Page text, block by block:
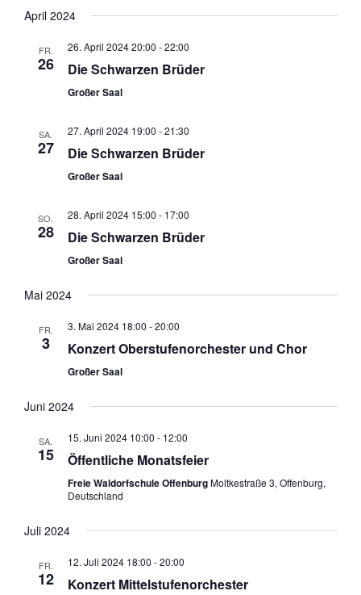
April 2024
FR.
26
26. April 2024 20:00 -22:00
Die Schwarzen Brüder
Großer Saal
SA.
27
27. April 2024 19:00 -21:30
Die Schwarzen Brüder
Großer Saal
SO.
28
28. April 2024 15:00 - 17:00
Die Schwarzen Brüder
Großer Saal
Mai 2024
FR.
3
3. Mai 2024 18:00 -20:00
Konzert Oberstufenorchester und Chor
Großer Saal
Juni 2024
SA.
15
15. Juni 2024 10:00 - 12:00
Öffentliche Monatsfeier
Freie Waldorfschule OffenburgMoltkestraße 3, Offenburg,
Deutschland
Juli 2024
FR.
12
12. Juli 2024 18:00 -20:00
Konzert Mittelstufenorchester